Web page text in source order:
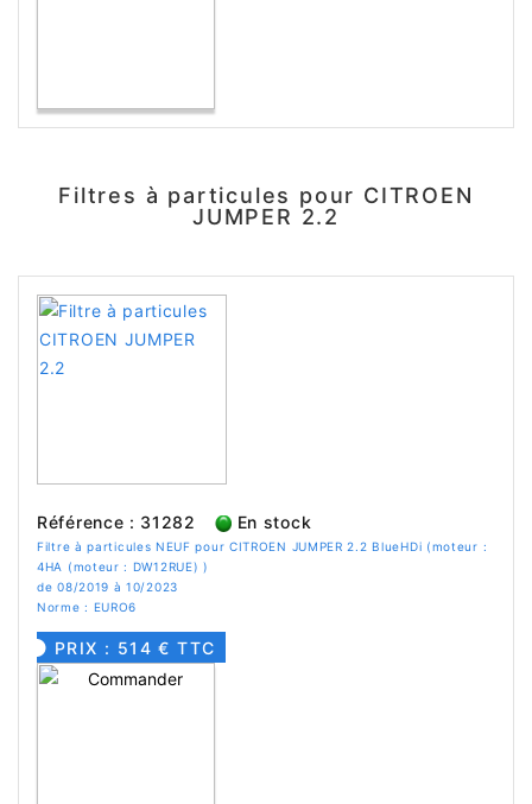
Filtres à particules pour CITROEN
JUMPER 2.2
Référence : 31282 En stock
Filtre à particules NEUF pour CITROEN JUMPER 2.2 BlueHDi (moteur :
4HA (moteur : DW12RUE) )
de 08/2019 à 10/2023
Norme : EURO6
PRIX : 514 € TTC